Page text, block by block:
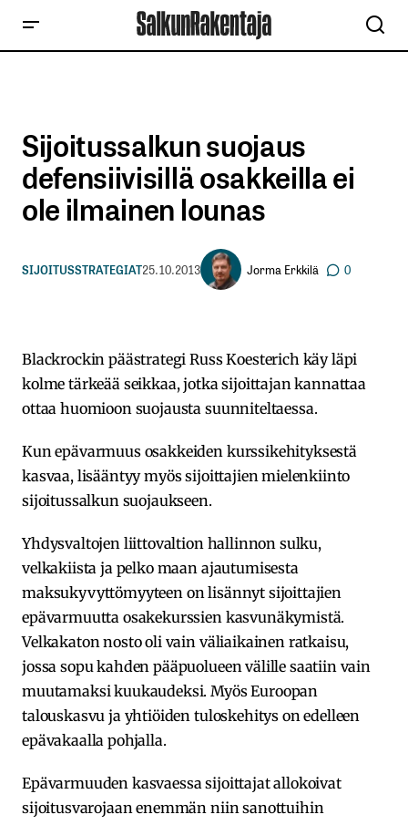
Sijoitussalkun suojaus
defensiivisillä osakkeilla ei
ole ilmainen lounas
SIJOITUSSTRATEGIAT25.10.2013 Jorma Erkkilä 0
Blackrockin päästrategi Russ Koesterich käy läpi
kolme tärkeää seikkaa, jotka sijoittajan kannattaa
ottaa huomioon suojausta suunniteltaessa.
Kun epävarmuus osakkeiden kurssikehityksestä
kasvaa, lisääntyy myös sijoittajien mielenkiinto
sijoitussalkun suojaukseen.
Yhdysvaltojen liittovaltion hallinnon sulku,
velkakiista ja pelko maan ajautumisesta
maksukyvyttömyyteen on lisännyt sijoittajien
epävarmuutta osakekurssien kasvunäkymistä.
Velkakaton nosto oli vain väliaikainen ratkaisu,
jossa sopu kahden pääpuolueen välille saatiin vain
muutamaksi kuukaudeksi. Myös Euroopan
talouskasvu ja yhtiöiden tuloskehitys on edelleen
epävakaalla pohjalla.
Epävarmuuden kasvaessa sijoittajat allokoivat
sijoitusvarojaan enemmän niin sanottuihin